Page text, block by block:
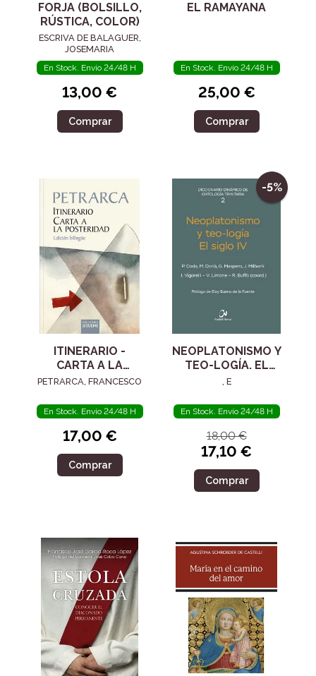
FORJA (BOLSILLO,
RÚSTICA, COLOR)
ESCRIVA DE BALAGUER,
JOSEMARIA
En Stock. Envío 24/48 H
13,00 €
Comprar
EL RAMAYANA
En Stock. Envío 24/48 H
25,00 €
Comprar
ITINERARIO -
CARTA A LA
POSTERIDAD
PETRARCA, FRANCESCO
En Stock. Envío 24/48 H
17,00 €
Comprar
-5%
NEOPLATONISMO Y
TEO-LOGÍA. EL
SIGLO IV
, E
En Stock. Envío 24/48 H
18,00 €
17,10 €
Comprar